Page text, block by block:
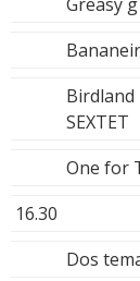
Birdland
SEXTET
One for
16.30
Dos